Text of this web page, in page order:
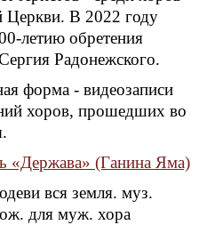
Церкви. В 2022 году
летию обретения
Радонежского.
форма - видеозаписи
хоров, прошедших во
«Держава» (Ганина Яма)
вся земля. муз.
для муж. хора